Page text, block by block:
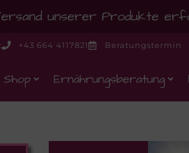
unserer Produkte
+43 664 4117821 Beratungstermin
Shop Ernährungsberatung